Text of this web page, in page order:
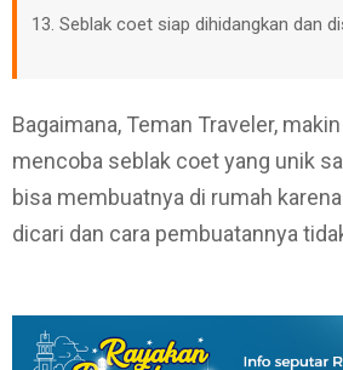
Seblak coet siap dihidangkan dan
Bagaimana, Teman Traveler,
mencoba seblak coet yang unik
bisa membuatnya di rumah
dicari dan cara pembuatannya